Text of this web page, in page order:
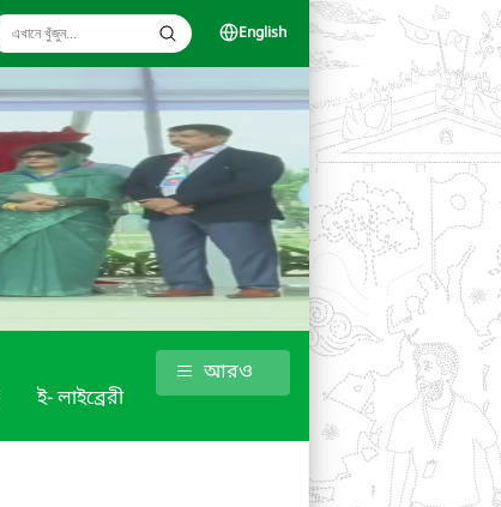
English
ই- লাইব্রেরী
আরও